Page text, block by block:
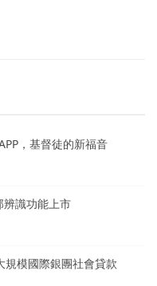
，基督徒的新福音
識功能上市
規模國際銀團社會貸款